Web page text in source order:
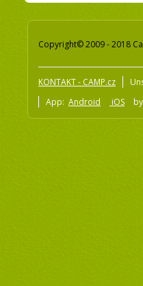
Copyright© 2009 - 2018
KONTAKT - CAMP.cz
App: Android iOS by